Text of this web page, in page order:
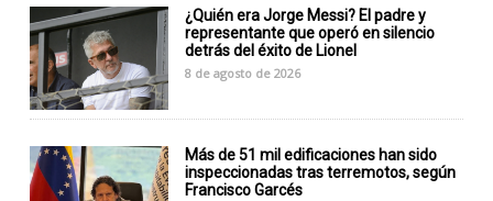
¿Quién era Jorge Messi? El padre y
representante que operó en silencio
detrás del éxito de Lionel
8 de agosto de 2026
Más de 51 mil edificaciones han sido
inspeccionadas tras terremotos, según
Francisco Garcés